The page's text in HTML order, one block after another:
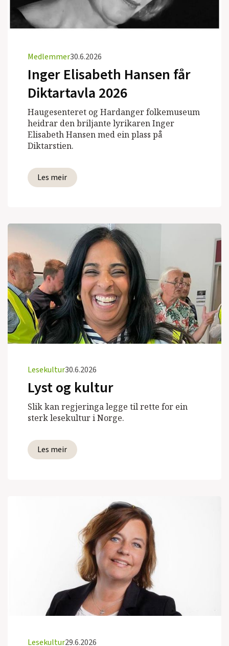
Medlemmer30.6.2026
Inger Elisabeth Hansen får
Diktartavla 2026
Haugesenteret og Hardanger folkemuseum
heidrar den briljante lyrikaren Inger
Elisabeth Hansen med ein plass på
Diktarstien.
Les meir
Lesekultur30.6.2026
Lyst og kultur
Slik kan regjeringa legge til rette for ein
sterk lesekultur i Norge.
Les meir
Lesekultur29.6.2026